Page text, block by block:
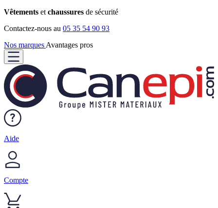
Vêtements et chaussures de sécurité
Contactez-nous au 05 35 54 90 93
Nos marques Avantages pros
Aide
Compte